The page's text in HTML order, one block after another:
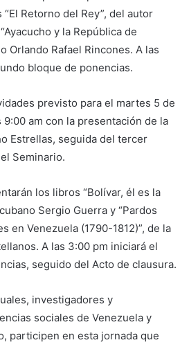
Retorno del Rey”, del autor
y la República de
Orlando Rafael Rincones. A las
bloque de ponencias.
previsto para el martes 5 de
9:00 am con la presentación de la
Estrellas, seguida del tercer
Seminario.
los libros “Bolívar, él es la
Sergio Guerra y “Pardos
en Venezuela (1790-1812)”, de la
A las 3:00 pm iniciará el
seguido del Acto de clausura.
investigadores y
sociales de Venezuela y
participen en esta jornada que